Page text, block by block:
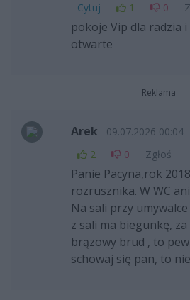
Cytuj
1 0
pokoje Vip dla radzia
otwarte
Reklama
Arek 09.07.2026 00:04
2
0 Zgłoś
Panie Pacyna,rok
rozrusznika. W WC
Na sali przy
z sali ma biegunkę,
brązowy brud , to
schowaj się pan, to